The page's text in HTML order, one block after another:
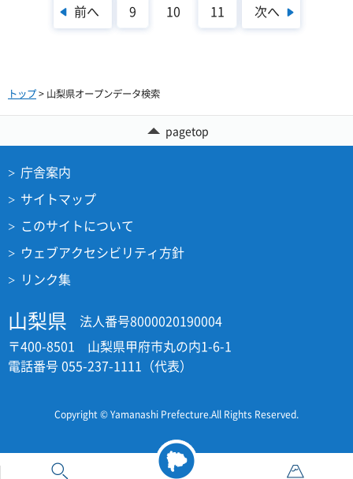
前へ 9 10 11 次へ
トップ> 山梨県オープンデータ検索
pagetop
庁舎案内
サイトマップ
このサイトについて
ウェブアクセシビリティ方針
リンク集
山梨県
法人番号8000020190004
〒400-8501 山梨県甲府市丸の内1-6-1
電話番号 055-237-1111（代表）
Copyright © Yamanashi Prefecture.All Rights Reserved.